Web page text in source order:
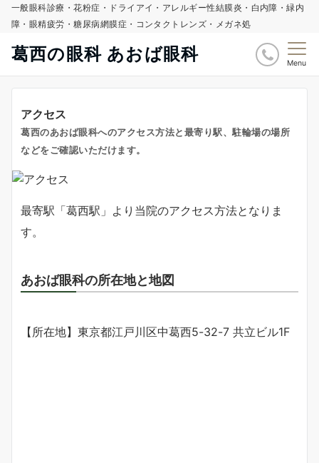
一般眼科診療・花粉症・ドライアイ・アレルギー性結膜炎・白内障・緑内
障・眼精疲労・糖尿病網膜症・コンタクトレンズ・メガネ処
葛西の眼科 あおば眼科 Menu
アクセス
葛西のあおば眼科へのアクセス方法と最寄り駅、駐輪場の場所
などをご確認いただけます。
最寄駅「葛西駅」より当院のアクセス方法となりま
す。
あおば眼科の所在地と地図
【所在地】東京都江戸川区中葛西5-32-7 共立ビル1F